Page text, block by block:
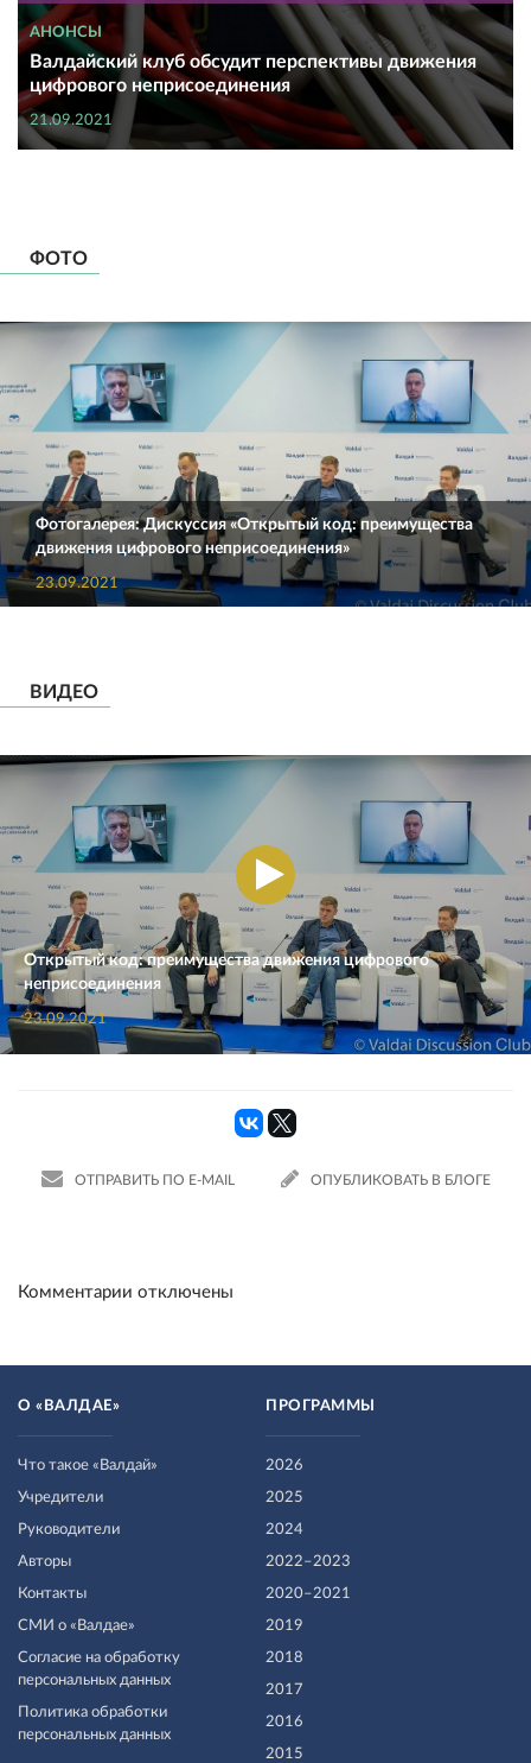
АНОНСЫ
Валдайский клуб обсудит перспективы движения
цифрового неприсоединения
21.09.2021
ФОТО
Фотогалерея: Дискуссия «Открытый код: преимущества
движения цифрового неприсоединения»
23.09.2021
ВИДЕО
Открытый код: преимущества движения цифрового
неприсоединения
23.09.2021
ОТПРАВИТЬ ПО E-MAIL ОПУБЛИКОВАТЬ В БЛОГЕ
Комментарии отключены
О «ВАЛДАЕ»
Что такое «Валдай»
Учредители
Руководители
Авторы
Контакты
СМИ о «Валдае»
Согласие на обработку
персональных данных
Политика обработки
персональных данных
ПРОГРАММЫ
2026
2025
2024
2022–2023
2020–2021
2019
2018
2017
2016
2015